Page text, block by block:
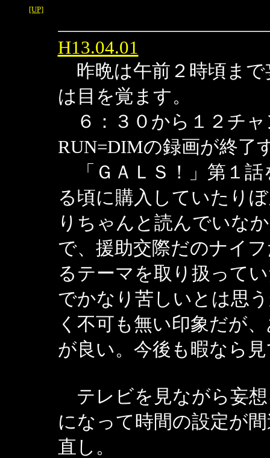
[UP]
H13.04.01
昨晩は午前２時頃まで
は目を覚ます。
６：３０から１２チ
RUN=DIMの録画が終了
「ＧＡＬＳ！」第１話
る頃に購入していたり
りちゃんと読んでいな
で、援助交際だのナイ
るテーマを取り扱って
でかなり苦しいとは思
く不可も無い印象だが
が良い。今後も暇なら
テレビを見ながら妄
になって時間の設定が
直し。